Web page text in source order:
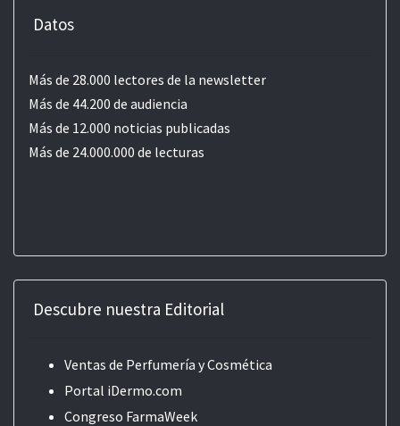
Datos
Más de 28.000 lectores de la newsletter
Más de 44.200 de audiencia
Más de 12.000 noticias publicadas
Más de 24.000.000 de lecturas
Descubre nuestra Editorial
Ventas de Perfumería y Cosmética
Portal iDermo.com
Congreso FarmaWeek